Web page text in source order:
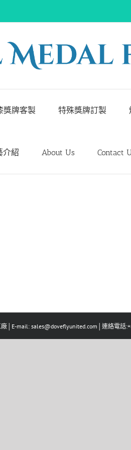
獎牌客製 特殊獎牌訂製
介紹 About Us Contact
│E-mail: sales@doveflyunited.com│連絡電